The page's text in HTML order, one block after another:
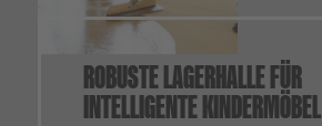
ROBUSTE LAGERHALLE FÜR
INTELLIGENTE KINDERMÖBEL